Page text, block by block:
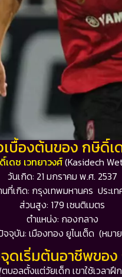
บื้องต้นของ กษิดิ์เ
เดช เวทยาวงศ์(Kasidech
วันเกิด: 21 มกราคม พ.ศ. 2537
ที่เกิด: กรุงเทพมหานคร ประเท
ส่วนสูง: 179 เซนติเมตร
ตำแหน่ง: กองกลาง
จุบัน: เมืองทอง ยูไนเต็ด (หมา
ดเริ่มต้นอาชีพขอ
อลตั้งแต่วัยเด็ก เขาใช้เวลา